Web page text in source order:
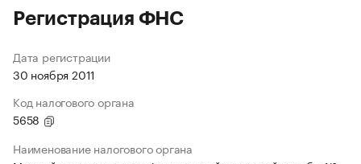
Регистрация ФНС
Дата регистрации
30 ноября 2011
Код налогового органа
5658
Наименование налогового органа